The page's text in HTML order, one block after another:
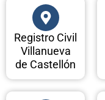
Registro Civil
Villanueva
de Castellón